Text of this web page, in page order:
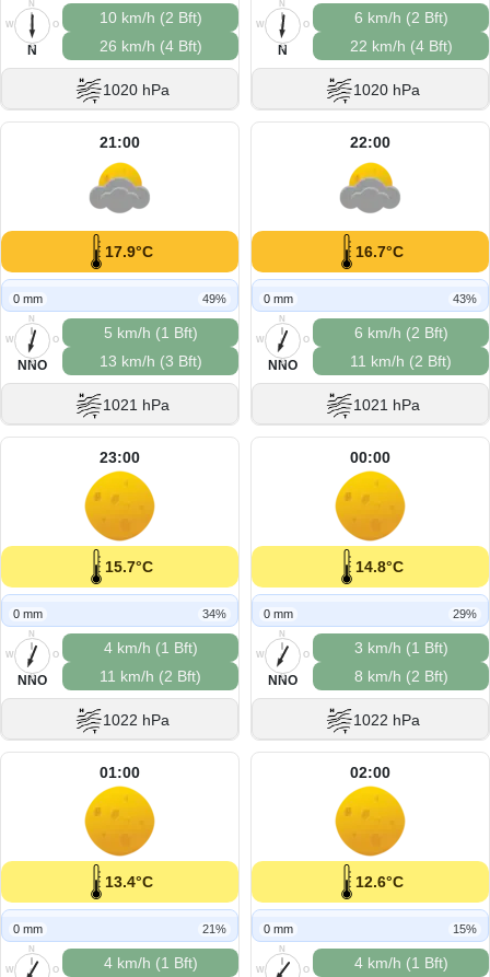
N
O
S
W
N
10 km/h (2 Bft)
26 km/h (4 Bft)
1020 hPa
N
O
S
W
N
6 km/h (2 Bft)
22 km/h (4 Bft)
1020 hPa
21:00
17.9°C
0 mm 49%
N
O
S
W
NNO
5 km/h (1 Bft)
13 km/h (3 Bft)
1021 hPa
22:00
16.7°C
0 mm 43%
N
O
S
W
NNO
6 km/h (2 Bft)
11 km/h (2 Bft)
1021 hPa
23:00
15.7°C
0 mm 34%
N
O
S
W
NNO
4 km/h (1 Bft)
11 km/h (2 Bft)
1022 hPa
00:00
14.8°C
0 mm 29%
N
O
S
W
NNO
3 km/h (1 Bft)
8 km/h (2 Bft)
1022 hPa
01:00
13.4°C
0 mm 21%
N
O
W
4 km/h (1 Bft)
02:00
12.6°C
0 mm 15%
N
O
W
4 km/h (1 Bft)